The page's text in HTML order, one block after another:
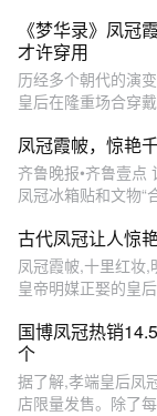
《梦华录》凤冠
才许穿用
历经多个朝代的演
皇后在隆重场合穿
凤冠霞帔，惊艳
齐鲁晚报•齐鲁壹点
凤冠冰箱贴和文物“
古代凤冠让人惊
凤冠霞帔,十里红妆
皇帝明媒正娶的皇
国博凤冠热销
个
据了解,孝端皇后凤
店限量发售。除了